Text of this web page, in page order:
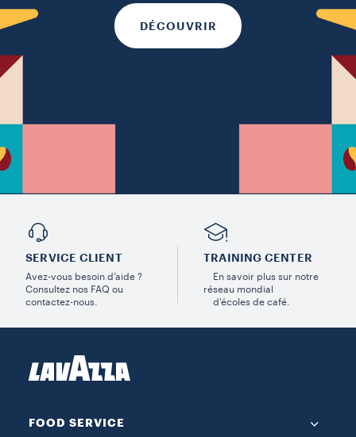
DÉCOUVRIR
SERVICE CLIENT
Avez-vous besoin d’aide ?
Consultez nos FAQ ou
contactez-nous.
TRAINING CENTER
En savoir plus sur notre
réseau mondial
d'écoles de café.
FOOD SERVICE